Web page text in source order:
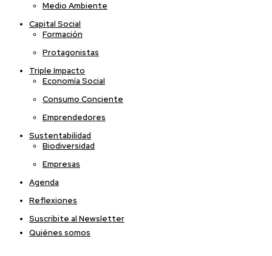
Medio Ambiente
Capital Social
Formación
Protagonistas
Triple Impacto
Economía Social
Consumo Conciente
Emprendedores
Sustentabilidad
Biodiversidad
Empresas
Agenda
Reflexiones
Suscribite al Newsletter
Quiénes somos